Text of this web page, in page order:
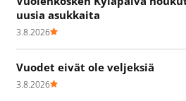
uusia asukkaita
3.8.2026
Vuodet eivät ole veljeksiä
3.8.2026